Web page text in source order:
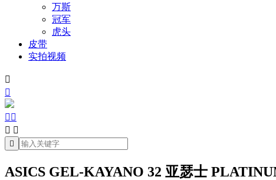
万斯
冠军
虎头
皮带
实拍视频


 
 

ASICS GEL-KAYANO 32 亚瑟士